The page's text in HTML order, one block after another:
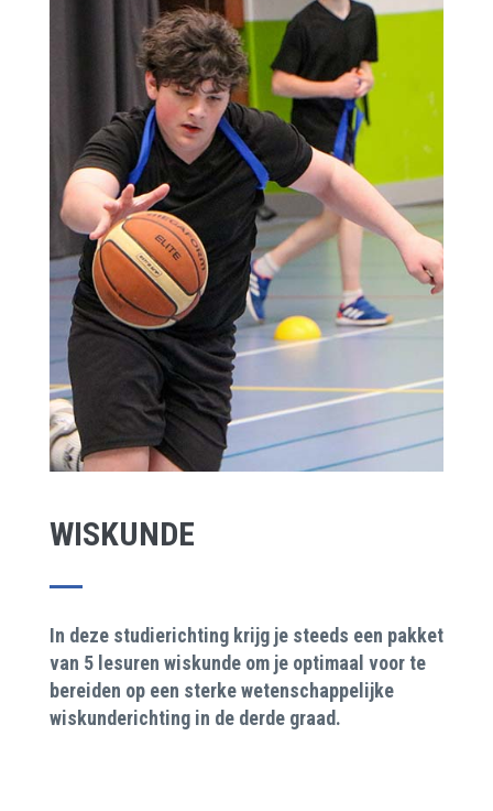
WISKUNDE
In deze studierichting krijg je steeds een pakket
van 5 lesuren wiskunde om je optimaal voor te
bereiden op een sterke wetenschappelijke
wiskunderichting in de derde graad.